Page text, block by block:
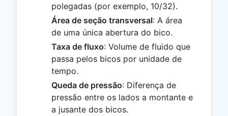
polegadas (por exemplo, 10/32).
Área de seção transversal: A área
de uma única abertura do bico.
Taxa de fluxo: Volume de fluido que
passa pelos bicos por unidade de
tempo.
Queda de pressão: Diferença de
pressão entre os lados a montante e
a jusante dos bicos.